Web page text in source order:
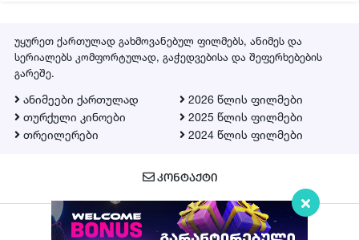
სერია 36
სერია 39
სერია 42
უყურეთ ქართულად გახმოვანებულ ფილმებს, ანიმეს და
სერიალებს კომფორტულად, გაჭედვებისა და შეფერხებების
გარეშე.
ანიმეები ქართულად
თურქული კინოები
თრეილერები
2026 წლის ფილმები
2025 წლის ფილმები
2024 წლის ფილმები
ᲙᲝᲜᲢᲐᲥᲢᲘ